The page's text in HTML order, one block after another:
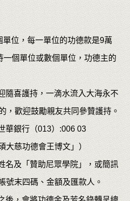
位，每一單位的功德款是9萬
一個單位或數個單位，功德主的
隨喜護持，一滴水流入大海永不
，歡迎鼓勵親友共同參贊護持。
華銀行（013）:006 03
大慈功德會王博文」）
名及「贊助尼眾學院」，或簡訊
號末四碼、金額及匯款人。